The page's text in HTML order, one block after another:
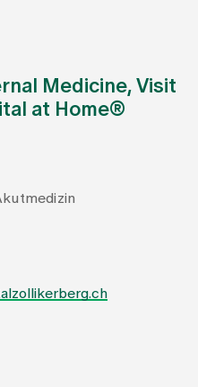
Medicine, Visit
at Home®